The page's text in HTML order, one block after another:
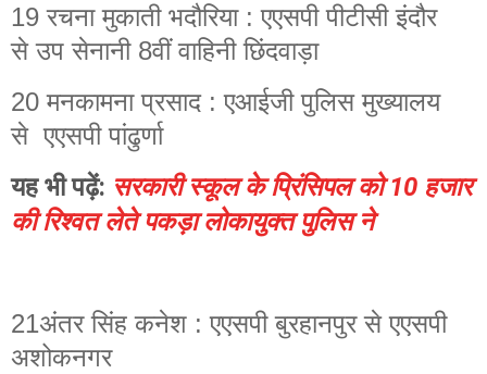
19 रचना मुकाती भदौरिया : एएसपी पीटीसी इंदौर
से उप सेनानी 8वीं वाहिनी छिंदवाड़ा
20 मनकामना प्रसाद : एआईजी पुलिस मुख्यालय
से एएसपी पांढुर्णा
यह भी पढ़ें: सरकारी स्कूल के प्रिंसिपल को 10 हजार
की रिश्वत लेते पकड़ा लोकायुक्त पुलिस ने
21अंतर सिंह कनेश : एएसपी बुरहानपुर से एएसपी
अशोकनगर